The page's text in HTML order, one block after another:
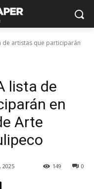
de artistas que participarán
lista de
en
Arte
2025 0
149